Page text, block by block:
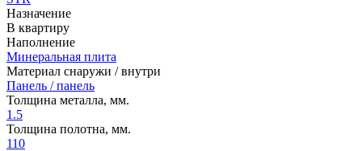
Назначение
В квартиру
Наполнение
Минеральная плита
Материал снаружи / внутри
Панель / панель
Толщина металла, мм.
1.5
Толщина полотна, мм.
110